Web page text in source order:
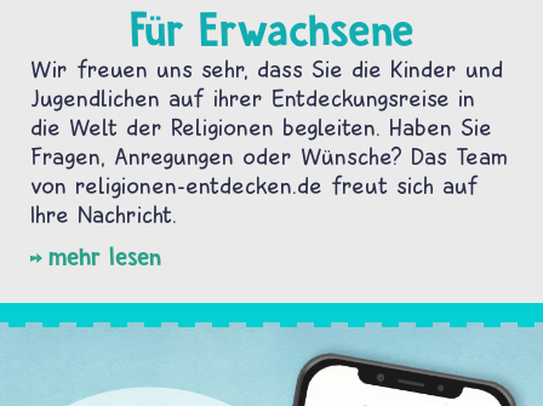
Für Erwachsene
Wir freuen uns sehr, dass Sie die Kinder und
Jugendlichen auf ihrer Entdeckungsreise in
die Welt der Religionen begleiten. Haben Sie
Fragen, Anregungen oder Wünsche? Das Team
von religionen-entdecken.de freut sich auf
Ihre Nachricht.
mehr lesen